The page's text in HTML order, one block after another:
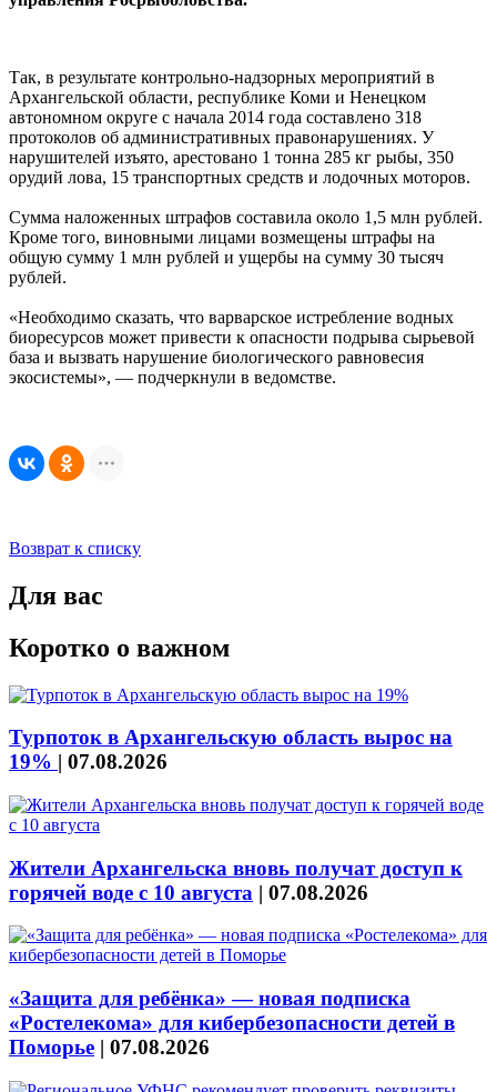
Так, в результате контрольно-надзорных мероприятий в
Архангельской области, республике Коми и Ненецком
автономном округе с начала 2014 года составлено 318
протоколов об административных правонарушениях. У
нарушителей изъято, арестовано 1 тонна 285 кг рыбы, 350
орудий лова, 15 транспортных средств и лодочных моторов.
Сумма наложенных штрафов составила около 1,5 млн рублей.
Кроме того, виновными лицами возмещены штрафы на
общую сумму 1 млн рублей и ущербы на сумму 30 тысяч
рублей.
«Необходимо сказать, что варварское истребление водных
биоресурсов может привести к опасности подрыва сырьевой
база и вызвать нарушение биологического равновесия
экосистемы», — подчеркнули в ведомстве.
Возврат к списку
Для вас
Коротко о важном
Турпоток в Архангельскую область вырос на
19% | 07.08.2026
Жители Архангельска вновь получат доступ к
горячей воде с 10 августа | 07.08.2026
«Защита для ребёнка» — новая подписка
«Ростелекома» для кибербезопасности детей в
Поморье | 07.08.2026